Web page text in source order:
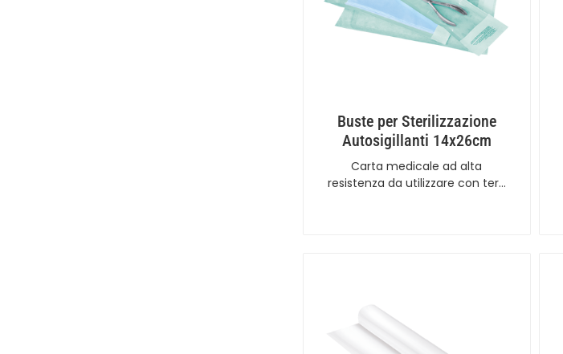
Buste per Sterilizzazione
Autosigillanti 14x26cm
Carta medicale ad alta
resistenza da utilizzare con ter…